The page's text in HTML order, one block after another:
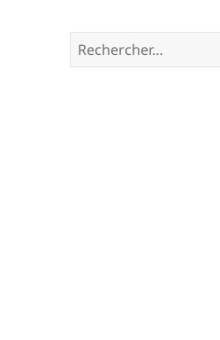
Rechercher :